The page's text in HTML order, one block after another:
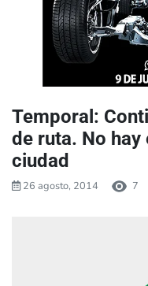
Temporal:
de ruta. No hay
ciudad
26 agosto, 2014 7